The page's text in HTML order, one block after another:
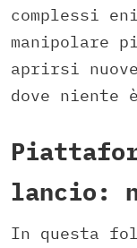
complessi
manipolare
aprirsi
dove niente
lancio:
In questa